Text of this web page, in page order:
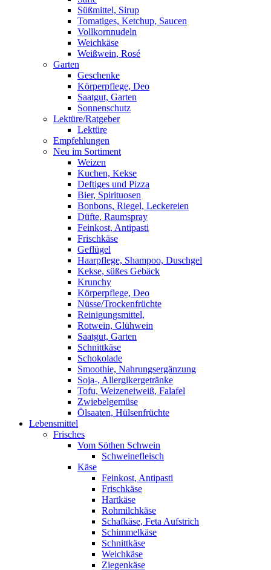
Süßmittel, Sirup
Tomatiges, Ketchup, Saucen
Vollkornnudeln
Weichkäse
Weißwein, Rosé
Garten
Geschenke
Körperpflege, Deo
Saatgut, Garten
Sonnenschutz
Lektüre/Ratgeber
Lektüre
Empfehlungen
Neu im Sortiment
Weizen
Kuchen, Kekse
Deftiges und Pizza
Bier, Spirituosen
Bonbons, Riegel, Leckereien
Düfte, Raumspray
Feinkost, Antipasti
Frischkäse
Geflügel
Haarpflege, Shampoo, Duschgel
Kekse, süßes Gebäck
Krunchy
Körperpflege, Deo
Nüsse/Trockenfrüchte
Reinigungsmittel,
Rotwein, Glühwein
Saatgut, Garten
Schnittkäse
Schokolade
Smoothie, Nahrungsergänzung
Soja-, Allergikergetränke
Tofu, Weizeneiweiß, Falafel
Zwiebelgemüse
Ölsaaten, Hülsenfrüchte
Lebensmittel
Frisches
Vom Söthen Schwein
Schweinefleisch
Käse
Feinkost, Antipasti
Frischkäse
Hartkäse
Rohmilchkäse
Schafkäse, Feta Aufstrich
Schimmelkäse
Schnittkäse
Weichkäse
Ziegenkäse